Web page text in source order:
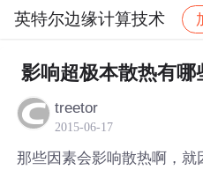
英特尔边缘计算技术
社区 英特尔边缘计算技
影响超极本散热有哪
treetor
2015-06-17
那些因素会影响散热啊，